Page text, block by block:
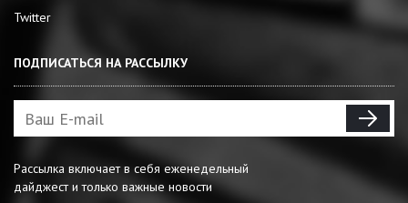
Twitter
ПОДПИСАТЬСЯ НА РАССЫЛКУ
Рассылка включает в себя еженедельный
дайджест и только важные новости